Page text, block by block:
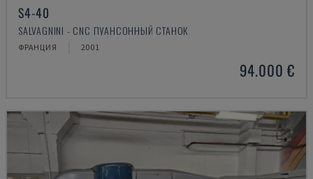
S4-40
SALVAGNINI - CNC ПУАНСОННЫЙ СТАНОК
ФРАНЦИЯ 2001
94.000 €